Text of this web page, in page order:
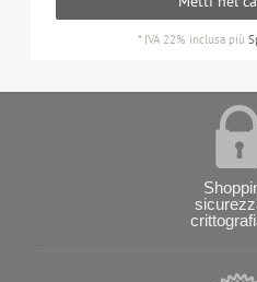
* IVA 22% inclusapiù